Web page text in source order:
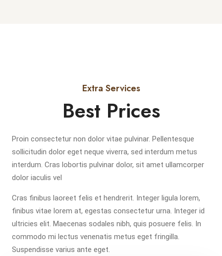
Extra Services
Best Prices
Proin consectetur non dolor vitae pulvinar. Pellentesque
sollicitudin dolor eget neque viverra, sed interdum metus
interdum. Cras lobortis pulvinar dolor, sit amet ullamcorper
dolor iaculis vel
Cras finibus laoreet felis et hendrerit. Integer ligula lorem,
finibus vitae lorem at, egestas consectetur urna. Integer id
ultricies elit. Maecenas sodales nibh, quis posuere felis. In
commodo mi lectus venenatis metus eget fringilla.
Suspendisse varius ante eget.